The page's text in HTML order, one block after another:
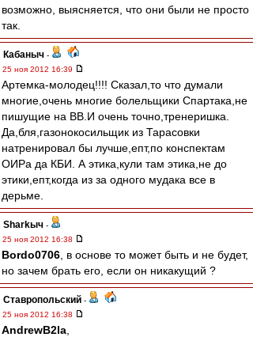
возможно, выясняется, что они были не просто
так.
Кабаныч -
25 ноя 2012 16:39
Артемка-молодец!!!! Сказал,то что думали
многие,очень многие болельщики Спартака,не
пишущие на ВВ.И очень точно,тренеришка.
Да,бля,газонокосильщик из Тарасовки
натренировал бы лучше,епт,по конспектам
ОИРа да КБИ. А этика,кули там этика,не до
этики,епт,когда из за одного мудака все в
дерьме.
Sharkыч -
25 ноя 2012 16:38
Bordo0706 , в основе то может быть и не будет,
но зачем брать его, если он никакущий ?
Ставропольский -
25 ноя 2012 16:38
AndrewB2la